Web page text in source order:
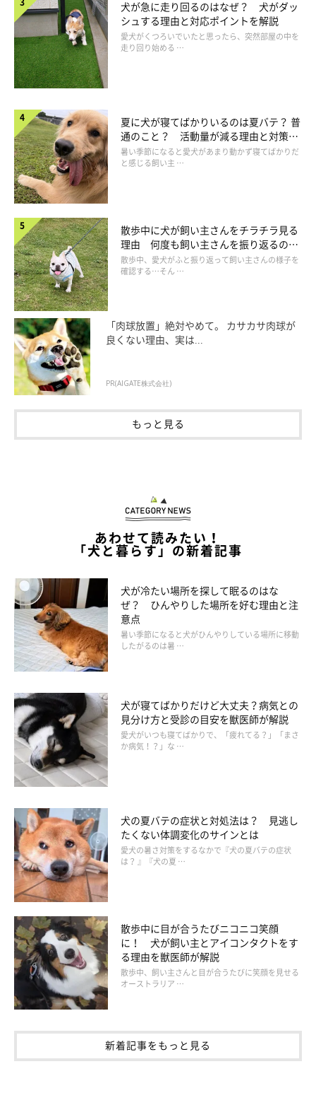
Q・留守番中だけそそうやイタズラをするの
は？
ふだんはイイコなのに、留守番中だけそそうやイタズラをすると
いう場合は、留守番中の環境が安心できるものでなく、不安や退
屈さを感じているのが原因かもしれません。
サークルに入れず部屋で自由にさせている場合、犬によってはス
ペースが広すぎて落ち着かないこともあります。区切られたスペ
ースで留守番させるなど、環境を見直してみるのがおすすめで
す。
すればいい？
犬が急に走り回るのはなぜ？ 犬がダッ
シュする理由と対応ポイントを解説
愛犬がくつろいでいたと思ったら、突然部屋の中を
走り回り始める …
夏に犬が寝てばかりいるのは夏バテ？ 普
通のこと？ 活動量が減る理由と対策と
は
暑い季節になると愛犬があまり動かず寝てばかりだ
と感じる飼い主 …
散歩中に犬が飼い主さんをチラチラ見る
理由 何度も飼い主さんを振り返るのは
なぜ？
散歩中、愛犬がふと振り返って飼い主さんの様子を
確認する…そん …
「肉球放置」絶対やめて。 カサカサ肉球が
良くない理由、実は...
PR(AIGATE株式会社)
もっと見る
あわせて読みたい！
「犬と暮らす」の新着記事
犬が冷たい場所を探して眠るのはな
ぜ？ ひんやりした場所を好む理由と注
意点
暑い季節になると犬がひんやりしている場所に移動
したがるのは暑 …
犬が寝てばかりだけど大丈夫？病気との
見分け方と受診の目安を獣医師が解説
愛犬がいつも寝てばかりで、「疲れてる？」「まさ
か病気！？」な …
犬の夏バテの症状と対処法は？ 見逃し
たくない体調変化のサインとは
愛犬の暑さ対策をするなかで『犬の夏バテの症状
は？ 』『犬の夏 …
散歩中に目が合うたびニコニコ笑顔
に！ 犬が飼い主とアイコンタクトをす
る理由を獣医師が解説
散歩中、飼い主さんと目が合うたびに笑顔を見せる
オーストラリア …
新着記事をもっと見る